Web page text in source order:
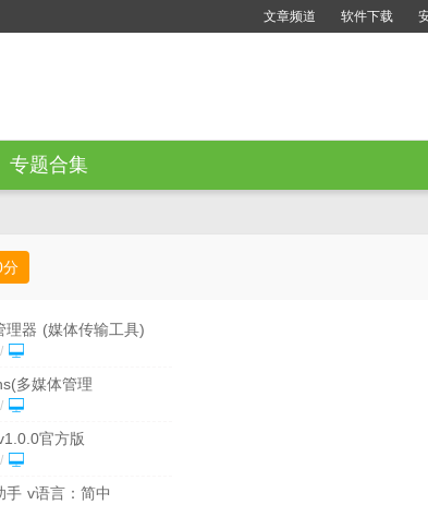
文章频道 软件下载
专题合集
分
理器 (媒体传输工具)
费版
/
多媒体管理
费版
/
官方版
/
手 v语言：简中